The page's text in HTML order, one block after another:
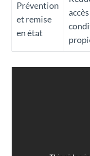
Prévention
et remise
en état